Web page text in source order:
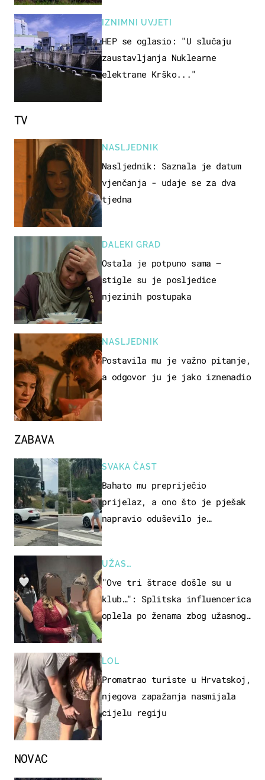
IZNIMNI UVJETI
HEP se oglasio: "U slučaju
zaustavljanja Nuklearne
elektrane Krško..."
ZABAVA
SVAKA ČAST
Bahato mu prepriječio
prijelaz, a ono što je pješak
napravio oduševilo je
UŽAS…
"Ove tri štrace došle su u
klub…": Splitska influencerica
oplela po ženama zbog užasnog
LOL
Promatrao turiste u Hrvatskoj,
njegova zapažanja nasmijala
cijelu regiju
TV
NASLJEDNIK
Nasljednik: Saznala je datum
vjenčanja - udaje se za dva
tjedna
DALEKI GRAD
Ostala je potpuno sama –
stigle su je posljedice
njezinih postupaka
NASLJEDNIK
Postavila mu je važno pitanje,
a odgovor ju je jako iznenadio
NOVAC